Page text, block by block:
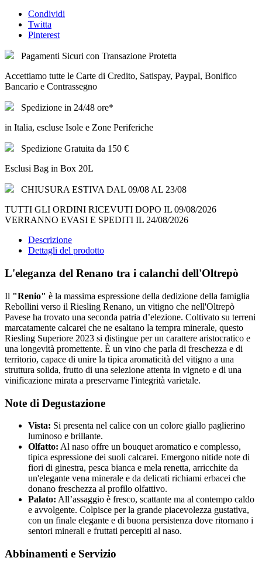
Condividi
Twitta
Pinterest
Pagamenti Sicuri con Transazione Protetta
Accettiamo tutte le Carte di Credito, Satispay, Paypal, Bonifico
Bancario e Contrassegno
Spedizione in 24/48 ore*
in Italia, escluse Isole e Zone Periferiche
Spedizione Gratuita da 150 €
Esclusi Bag in Box 20L
CHIUSURA ESTIVA DAL 09/08 AL 23/08
TUTTI GLI ORDINI RICEVUTI DOPO IL 09/08/2026
VERRANNO EVASI E SPEDITI IL 24/08/2026
Descrizione
Dettagli del prodotto
L'eleganza del Renano tra i calanchi dell'Oltrepò
Il "Renio" è la massima espressione della dedizione della famiglia
Rebollini verso il Riesling Renano, un vitigno che nell'Oltrepò
Pavese ha trovato una seconda patria d’elezione. Coltivato su terreni
marcatamente calcarei che ne esaltano la tempra minerale, questo
Riesling Superiore 2023 si distingue per un carattere aristocratico e
una longevità promettente. È un vino che parla di freschezza e di
territorio, capace di unire la tipica aromaticità del vitigno a una
struttura solida, frutto di una selezione attenta in vigneto e di una
vinificazione mirata a preservarne l'integrità varietale.
Note di Degustazione
Vista: Si presenta nel calice con un colore giallo paglierino
luminoso e brillante.
Olfatto: Al naso offre un bouquet aromatico e complesso,
tipica espressione dei suoli calcarei. Emergono nitide note di
fiori di ginestra, pesca bianca e mela renetta, arricchite da
un'elegante vena minerale e da delicati richiami erbacei che
donano freschezza al profilo olfattivo.
Palato: All’assaggio è fresco, scattante ma al contempo caldo
e avvolgente. Colpisce per la grande piacevolezza gustativa,
con un finale elegante e di buona persistenza dove ritornano i
sentori minerali e fruttati percepiti al naso.
Abbinamenti e Servizio